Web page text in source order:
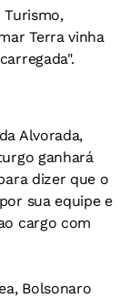
Turismo,
Terra vinha
Alvorada,
ganhará
dizer que o
sua equipe e
cargo com
Bolsonaro